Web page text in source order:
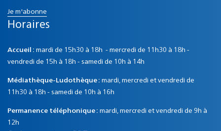
Je m'abonne
Horaires
Accueil : mardi de 15h30 à 18h - mercredi de 11h30 à 18h -
vendredi de 15h à 18h - samedi de 10h à 14h
Médiathèque-Ludothèque : mardi, mercredi et vendredi de
11h30 à 18h - samedi de 10h à 16h
Permanence téléphonique : mardi, mercredi et vendredi de 9h à
12h